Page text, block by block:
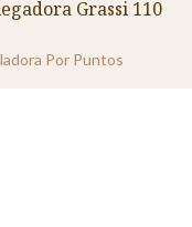
Grassi 110
Por Puntos